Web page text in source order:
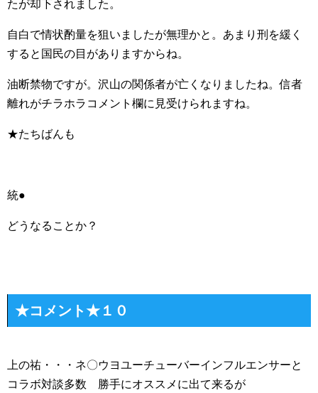
たが却下されました。
自白で情状酌量を狙いましたが無理かと。あまり刑を緩く
すると国民の目がありますからね。
油断禁物ですが。沢山の関係者が亡くなりましたね。信者
離れがチラホラコメント欄に見受けられますね。
★たちばんも
統●
どうなることか？
★コメント★１０
上の祐・・・ネ〇ウヨユーチューバーインフルエンサーと
コラボ対談多数 勝手にオススメに出て来るが